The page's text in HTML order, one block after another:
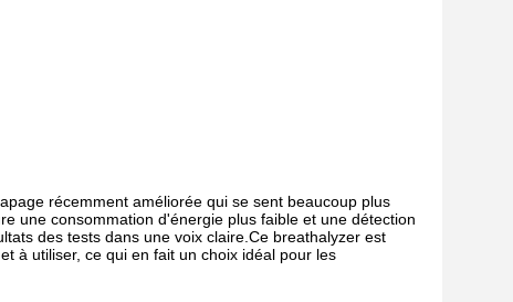
récemment améliorée qui se sent beaucoup plus
une consommation d'énergie plus faible et une détection
des tests dans une voix claire.Ce breathalyzer est
à utiliser, ce qui en fait un choix idéal pour les